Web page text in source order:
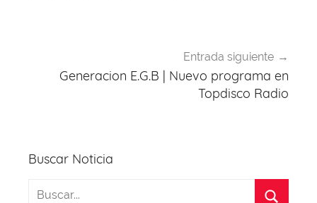
Entrada siguiente
Generacion E.G.B | Nuevo programa en
Topdisco Radio
Buscar Noticia